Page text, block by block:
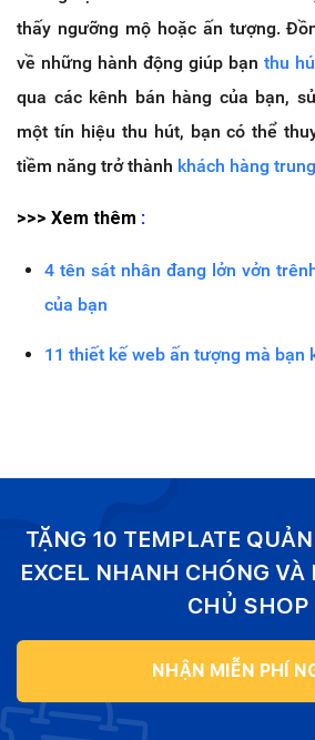
thấy ngưỡng mộ hoặc ấn tượng.
về những hành động giúp bạn thu
qua các kênh bán hàng của bạn,
một tín hiệu thu hút, bạn có thể
tiềm năng trở thành khách hàng
>>> Xem thêm :
4 tên sát nhân đang lởn vởn
của bạn
11 thiết kế web ấn tượng mà bạn
TẶNG 10 TEMPLATE
EXCEL NHANH CHÓNG VÀ
CHỦ SHOP
NHẬN MIỄN PHÍ